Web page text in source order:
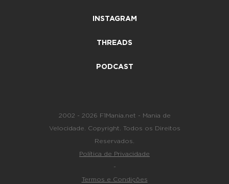
INSTAGRAM
THREADS
PODCAST
2002 - 2026 F1Mania.net - Mania de
Velocidade. Copyright. Todos os Direitos
Reservados.
Política de Privacidade
-
Termos e Condições